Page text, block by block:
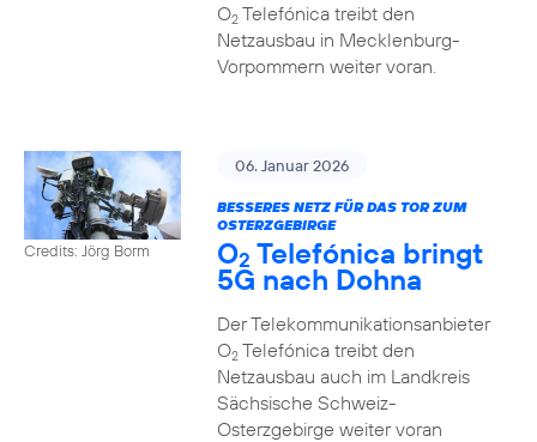
O2Telefónica treibt den
Netzausbau in Mecklenburg-
Vorpommern weiter voran.
Credits: Jörg Borm
06. Januar 2026
BESSERES NETZ FÜR DAS TOR ZUM
OSTERZGEBIRGE
O2 Telefónica bringt
5G nach Dohna
Der Telekommunikationsanbieter
O2Telefónica treibt den
Netzausbau auch im Landkreis
Sächsische Schweiz-
Osterzgebirge weiter voran